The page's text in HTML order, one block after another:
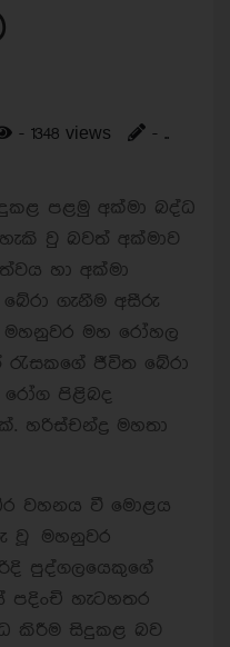
- 1348 views - ..
පළමු අක්මා බද්ධ
වු බවත් අක්මාව
හා අක්මා
ගැනීම අසීරු
මහ රෝහල
ජීවිත බේරා
රෝග පිළිබද
හරිස්චන්ද්‍ර මහතා
වහනය වී මොළය
වූ මහනුවර
පුද්ගලයෙකුගේ
පදිංචි හැටහතර
කිරීම සිදුකළ බව